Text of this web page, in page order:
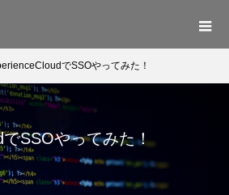
でSSOやってみた！
SSOやってみた！